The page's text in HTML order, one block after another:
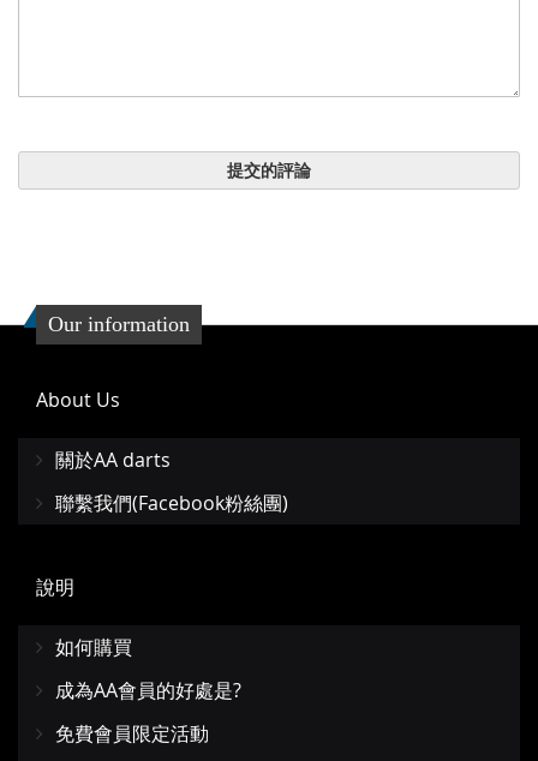
提交的評論
Our information
About Us
關於AA darts
聯繫我們(Facebook粉絲團)
說明
如何購買
成為AA會員的好處是?
免費會員限定活動